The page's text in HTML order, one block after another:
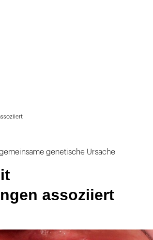
genetische Ursache
assoziiert